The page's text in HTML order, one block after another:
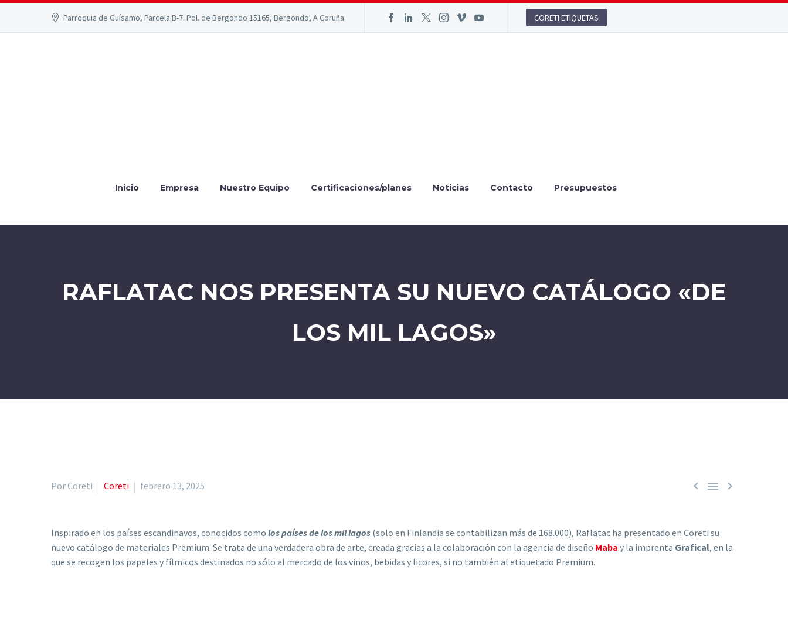
Parroquia de Guísamo, Parcela B-7. Pol. de Bergondo 15165, Bergondo, A Coruña CORETI ETIQUETAS
Inicio Empresa Nuestro Equipo Certificaciones/planes Noticias Contacto Presupuestos
RAFLATAC NOS PRESENTA SU NUEVO CATÁLOGO «DE
LOS MIL LAGOS»
  
Por Coreti Coreti febrero 13, 2025
Inspirado en los países escandinavos, conocidos como los países de los mil lagos (solo en Finlandia se contabilizan más de 168.000), Raflatac ha presentado en Coreti su
nuevo catálogo de materiales Premium. Se trata de una verdadera obra de arte, creada gracias a la colaboración con la agencia de diseño Maba y la imprenta Grafical, en la
que se recogen los papeles y fílmicos destinados no sólo al mercado de los vinos, bebidas y licores, si no también al etiquetado Premium.